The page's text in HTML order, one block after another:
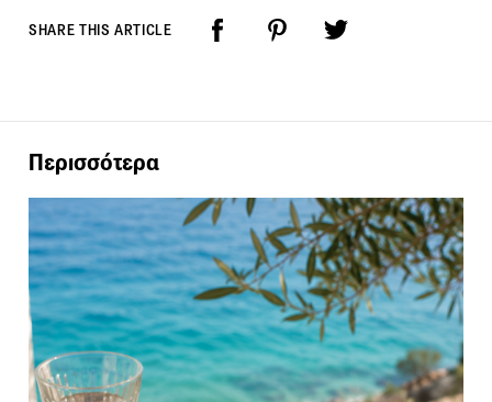
SHARE THIS ARTICLE
Περισσότερα